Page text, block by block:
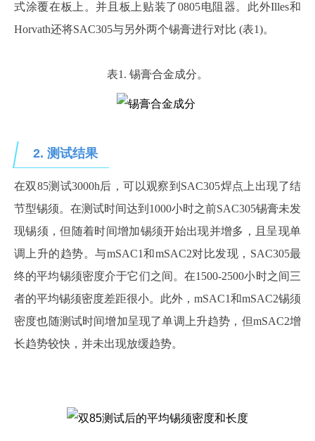
式涂覆在板上。并且板上贴装了0805电阻器。此外Illes和
Horvath还将SAC305与另外两个锡膏进行对比 (表1)。
表1. 锡膏合金成分。
2. 测试结果
在双85测试3000h后，可以观察到SAC305焊点上出现了结
节型锡须。在测试时间达到1000小时之前SAC305锡膏未发
现锡须，但随着时间增加锡须开始出现并增多，且呈现单
调上升的趋势。与mSAC1和mSAC2对比发现，SAC305最
终的平均锡须密度介于它们之间。在1500-2500小时之间三
者的平均锡须密度差距很小。此外，mSAC1和mSAC2锡须
密度也随测试时间增加呈现了单调上升趋势，但mSAC2增
长趋势较快，并未出现放缓趋势。